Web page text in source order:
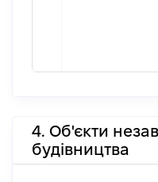
4. Об'єкти
будівництва